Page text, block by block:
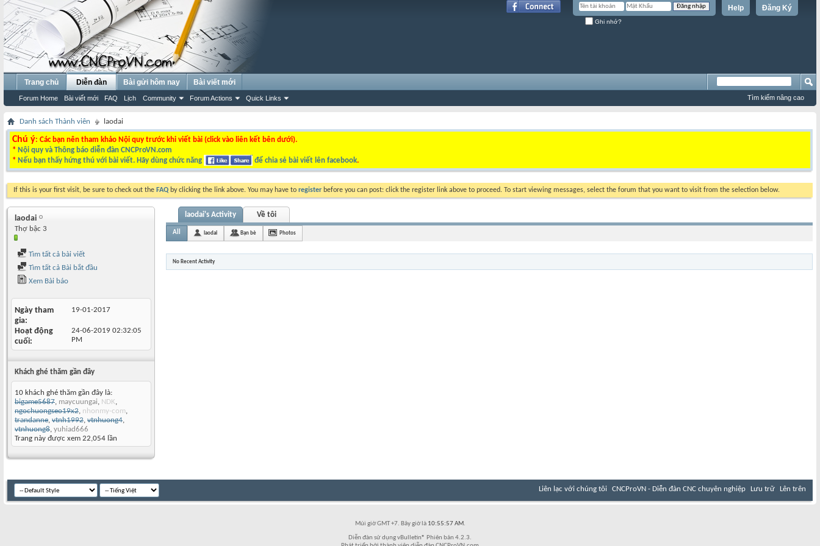
Đăng Ký
Help
Ghi nhớ?
Trang chủ Diễn đàn
Forum Home Bài viết mới FAQ Lịch Community Forum Actions Quick Links
Bài gửi hôm nay Bài viết mới
Tìm kiếm nâng cao
Danh sách Thành viên laodai
Chú ý: Các bạn nên tham khảo Nội quy trước khi viết bài (click vào liên kết bên dưới).
* Nội quy và Thông báo diễn đàn CNCProVN.com
* Nếu bạn thấy hứng thú với bài viết. Hãy dùng chức năng để chia sẻ bài viết lên facebook.
If this is your first visit, be sure to check out the FAQ by clicking the link above. You may have to register before you can post: click the register link above to proceed. To start viewing messages, select the forum that you want to visit from the selection below.
laodai
Thợ bậc 3
Tìm tất cả bài viết
Tìm tất cả Bài bắt đầu
Xem Bài báo
Ngày tham
gia
19-01-2017
Hoạt động
cuối
24-06-2019 02:32:05
PM
Khách ghé thăm gần đây
10 khách ghé thăm gần đây là:
bigame5687, maycuungai, NDK,
ngochuongseo19x2, nhonmy-com,
trandanne, vtnh1992, vtnhuong4,
vtnhuong8, yuhiad666
Trang này được xem 22,054 lần
laodai's Activity Về tôi
All laodai Bạn bè Photos
No Recent Activity
Liên lạc với chúng tôi CNCProVN - Diễn đàn CNC chuyên nghiệp Lưu trữ Lên trên
Múi giờ GMT +7. Bây giờ là 10:55:57 AM.
Diễn đàn sử dụng vBulletin® Phiên bản 4.2.3.